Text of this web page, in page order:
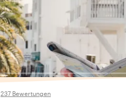
237 Bewertungen